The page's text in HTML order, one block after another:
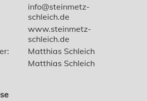
info@steinmetz-
schleich.de
www.steinmetz-
schleich.de
Matthias Schleich
Matthias Schleich